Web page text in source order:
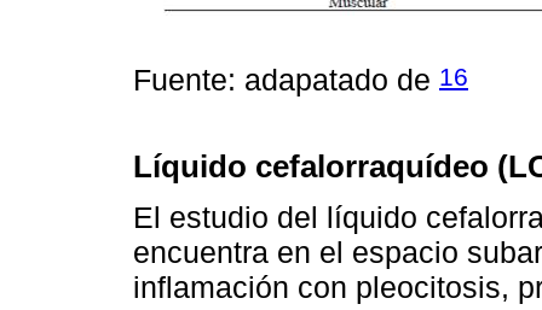
Fuente: adapatado de 16
Líquido cefalorraquídeo
El estudio del líquido
encuentra en el espacio
inflamación con pleocitosis,